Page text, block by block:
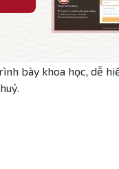
bày khoa học, dễ